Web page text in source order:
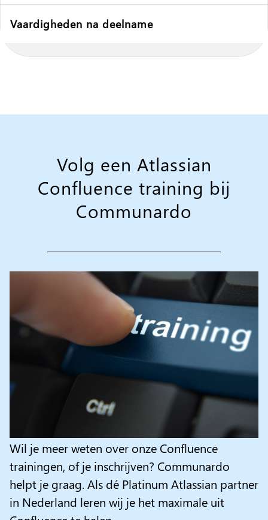
Vaardigheden na deelname
Volg een Atlassian
Confluence training bij
Communardo
Wil je meer weten over onze Confluence
trainingen, of je inschrijven? Communardo
helpt je graag. Als dé Platinum Atlassian partner
in Nederland leren wij je het maximale uit